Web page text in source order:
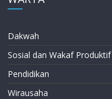
Dakwah
Sosial dan Wakaf Produktif
Pendidikan
Wirausaha